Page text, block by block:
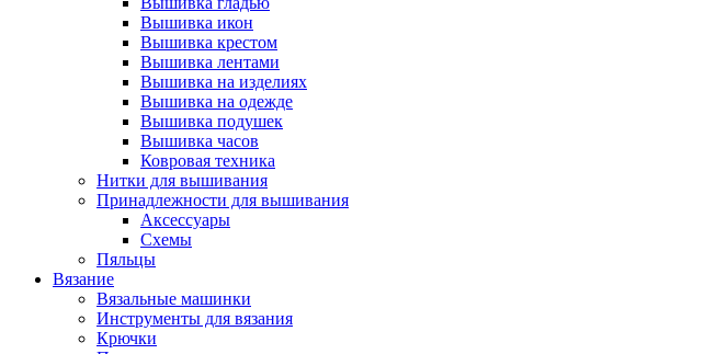
Вышивка икон
Вышивка крестом
Вышивка лентами
Вышивка на изделиях
Вышивка на одежде
Вышивка подушек
Вышивка часов
Ковровая техника
Нитки для вышивания
Принадлежности для вышивания
Аксессуары
Схемы
Пяльцы
Вязание
Вязальные машинки
Инструменты для вязания
Крючки